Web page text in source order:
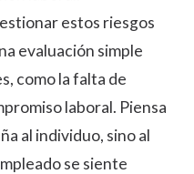
estos riesgos
evaluación simple
como la falta de
laboral. Piensa
al individuo, sino al
se siente